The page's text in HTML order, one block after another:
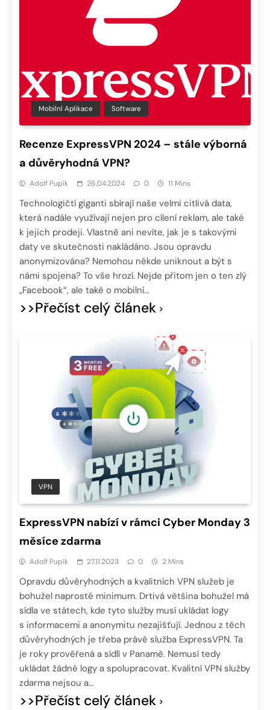
Mobilní Aplikace Software
Recenze ExpressVPN 2024 – stále výborná
a důvěryhodná VPN?
Adolf Pupík 26.04.2024 0 11 Mins
Technologičtí giganti sbírají naše velmi citlivá data,
která nadále využívají nejen pro cílení reklam, ale také
k jejich prodeji. Vlastně ani nevíte, jak je s takovými
daty ve skutečnosti nakládáno. Jsou opravdu
anonymizována? Nemohou někde uniknout a být s
námi spojena? To vše hrozí. Nejde přitom jen o ten zlý
„Facebook“, ale také o mobilní…
>>Přečíst celý článek
VPN
ExpressVPN nabízí v rámci Cyber Monday 3
měsíce zdarma
Adolf Pupík 27.11.2023 0 2 Mins
Opravdu důvěryhodných a kvalitních VPN služeb je
bohužel naprosté minimum. Drtivá většina bohužel má
sídla ve státech, kde tyto služby musí ukládat logy
s informacemi a anonymitu nezajišťují. Jednou z těch
důvěryhodných je třeba právě služba ExpressVPN. Ta
je roky prověřená a sídlí v Panamě. Nemusí tedy
ukládat žádné logy a spolupracovat. Kvalitní VPN služby
zdarma nejsou a…
>>Přečíst celý článek